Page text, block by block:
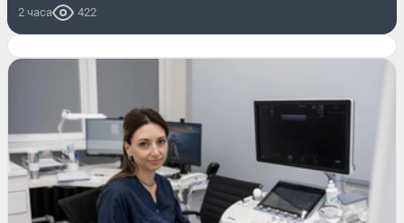
2 часа 422